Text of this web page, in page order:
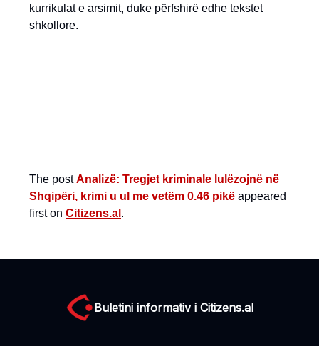
kurrikulat e arsimit, duke përfshirë edhe tekstet
shkollore.
The postAnalizë: Tregjet kriminale lulëzojnë në
Shqipëri, krimi u ul me vetëm 0.46 pikë appeared
first on Citizens.al .
Buletini informativ i Citizens.al